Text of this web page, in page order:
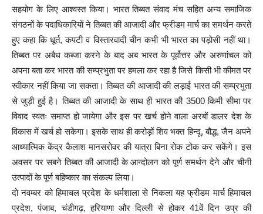
सहयोग के लिए आश्वस्त किया। भारत तिब्बत संवाद मंच सहित अन्य समाजिक
संगठनों के पदाधिकारियों ने तिब्बत की आजादी और फ्रीडम मार्च का समर्थन करते
हुए कहा कि धूर्त, कपटी व विस्तारवादी चीन कभी भी भारत का पड़ोसी नहीं था।
तिब्बत पर अबैध कब्जा करने के बाद अब भारत के पूर्वोत्तर और अरुणांचल को
अपना बता कर भारत की सम्प्रभुता पर हमला कर रहा है जिसे किसी भी कीमत पर
स्वीकार नहीं किया जा सकता। तिब्बत की आजादी की लड़ाई भारत की सम्प्रभुता
से जुड़ी हुई है। तिब्बत की आजादी के साथ ही भारत की 3500 किमी सीमा पर
विवाद स्वतः समाप्त हो जायेगा और इस पर खर्च होने वाला अरबों डालर देश के
विकास में खर्च हो सकेगा। इसके साथ ही करोड़ों शिव भक्त हिन्दू, बौद्ध, जैन अपने
आध्यात्मिक केंद्र कैलाश मानसरोवर की यात्रा बिना रोक टोक कर सकेंगे। इस
अवसर पर सबने तिब्बत की आजादी के आन्दोलन को पूर्ण समर्थन देने और चीनी
उत्पादों के पूर्ण बहिष्कार का संकल्प लिया।
दो नवम्बर को हिमाचल प्रदेश के धर्मशाला से निकला यह फ्रीडम मार्च हिमाचल
प्रदेश, पंजाब, चंडीगढ़, हरियाणा और दिल्ली से होकर 41वें दिन उप्र की